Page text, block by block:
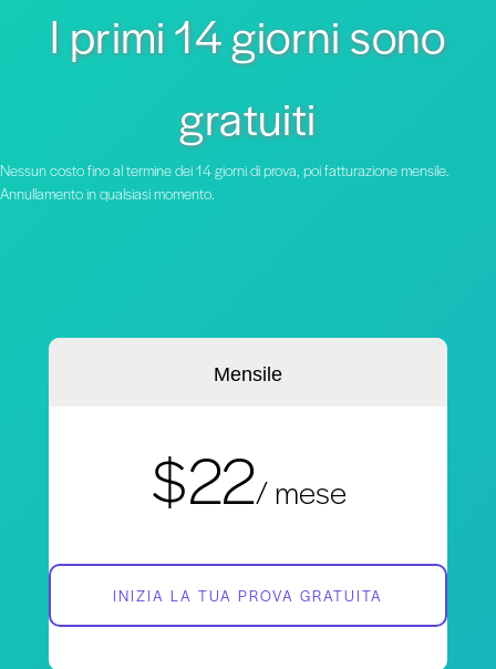
I primi 14 giorni sono
gratuiti
Nessun costo fino al termine dei 14 giorni di prova, poi fatturazione mensile.
Annullamento in qualsiasi momento.
Mensile
$22/ mese
INIZIA LA TUA PROVA GRATUITA